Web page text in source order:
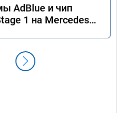
AdBlue и чип
1 на Mercedes